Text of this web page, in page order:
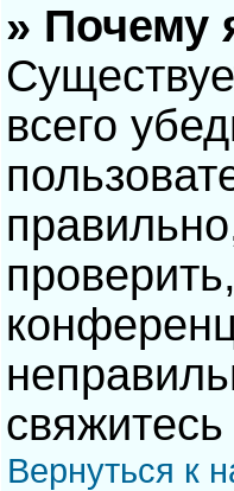
» Почему
всего
Вернуться к